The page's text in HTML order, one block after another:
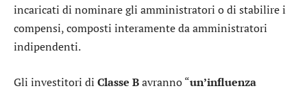
incaricati di nominare gli amministratori o di stabilire i
compensi, composti interamente da amministratori
indipendenti.
Gli investitori di Classe Bavranno “un’influenza